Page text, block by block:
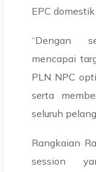
EPC
“Dengan
mencapai
PLN NPC
serta
seluruh
Rangkaian
session